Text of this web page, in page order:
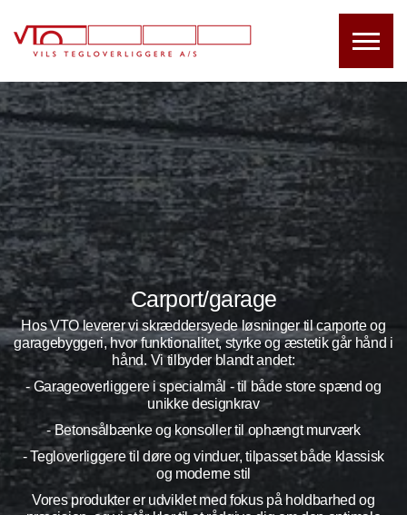
Carport/garage
Hos VTO leverer vi skræddersyede løsninger til carporte og
garagebyggeri, hvor funktionalitet, styrke og æstetik går hånd i
hånd. Vi tilbyder blandt andet:
- Garageoverliggere i specialmål - til både store spænd og
unikke designkrav
- Betonsålbænke og konsoller til ophængt murværk
- Tegloverliggere til døre og vinduer, tilpasset både klassisk
og moderne stil
Vores produkter er udviklet med fokus på holdbarhed og